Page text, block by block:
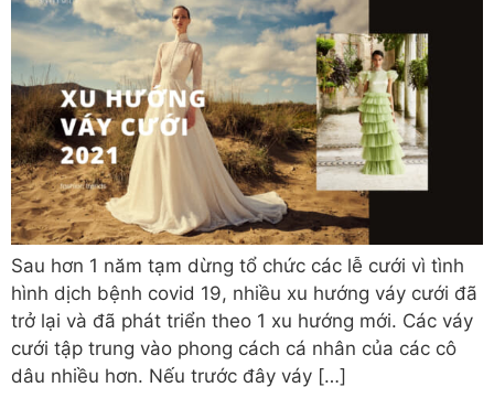
Sau hơn 1 năm tạm dừng tổ chức các lễ cưới vì tình
hình dịch bệnh covid 19, nhiều xu hướng váy cưới đã
trở lại và đã phát triển theo 1 xu hướng mới. Các váy
cưới tập trung vào phong cách cá nhân của các cô
dâu nhiều hơn. Nếu trước đây váy […]